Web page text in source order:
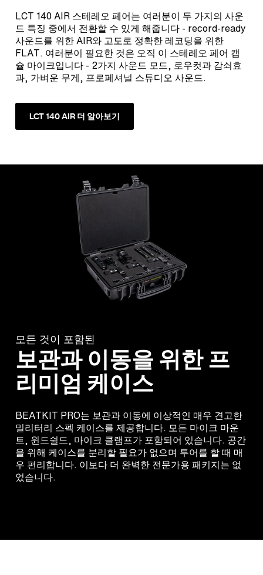
LCT 140 AIR 스테레오 페어는 여러분이 두 가지의 사운
드 특징 중에서 전환할 수 있게 해줍니다 - record-ready
사운드를 위한 AIR와 고도로 정확한 레코딩을 위한
FLAT. 여러분이 필요한 것은 오직 이 스테레오 페어 캡
슐 마이크입니다 - 2가지 사운드 모드, 로우컷과 감쇠효
과, 가벼운 무게, 프로페셔널 스튜디오 사운드.
LCT 140 AIR 더 알아보기
모든 것이 포함된
보관과 이동을 위한 프
리미엄 케이스
BEATKIT PRO는 보관과 이동에 이상적인 매우 견고한
밀리터리 스펙 케이스를 제공합니다. 모든 마이크 마운
트, 윈드쉴드, 마이크 클램프가 포함되어 있습니다. 공간
을 위해 케이스를 분리할 필요가 없으며 투어를 할 때 매
우 편리합니다. 이보다 더 완벽한 전문가용 패키지는 없
었습니다.